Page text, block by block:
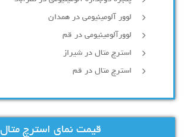
لوور آلومینیومی در همدان
لوورآلومینیومی در قم
استرچ متال در شیراز
استرچ متال در قم
قیمت نمای استرچ متال